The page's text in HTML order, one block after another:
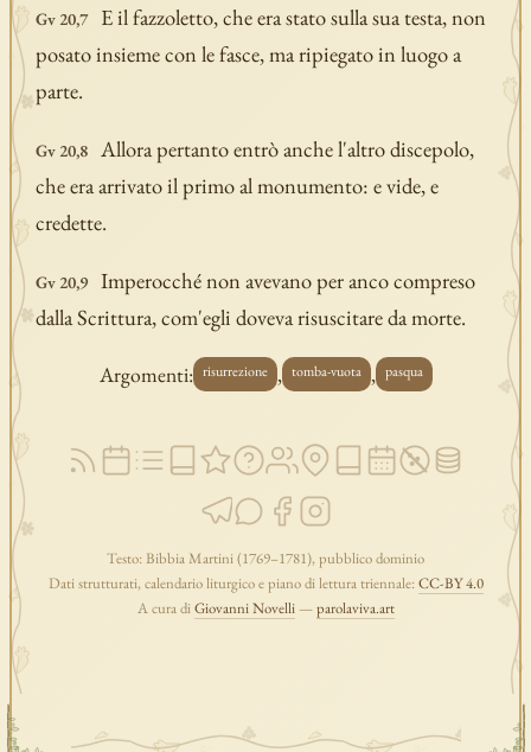
Gv 20,7
E il fazzoletto, che era stato sulla sua testa, non
posato insieme con le fasce, ma ripiegato in luogo a
parte.
Gv 20,8
Allora pertanto entrò anche l'altro discepolo,
che era arrivato il primo al monumento: e vide, e
credette.
Gv 20,9
Imperocché non avevano per anco compreso
dalla Scrittura, com'egli doveva risuscitare da morte.
Argomenti: risurrezione , tomba-vuota , pasqua
Testo: Bibbia Martini (1769–1781), pubblico dominio
Dati strutturati, calendario liturgico e piano di lettura triennale:CC-BY 4.0
A cura diGiovanni Novelli—parolaviva.art